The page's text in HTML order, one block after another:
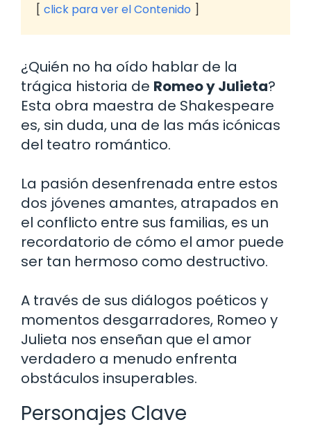
click para ver el Contenido
¿Quién no ha oído hablar de la
trágica historia de Romeo y Julieta?
Esta obra maestra de Shakespeare
es, sin duda, una de las más icónicas
del teatro romántico.
La pasión desenfrenada entre estos
dos jóvenes amantes, atrapados en
el conflicto entre sus familias, es un
recordatorio de cómo el amor puede
ser tan hermoso como destructivo.
A través de sus diálogos poéticos y
momentos desgarradores, Romeo y
Julieta nos enseñan que el amor
verdadero a menudo enfrenta
obstáculos insuperables.
Personajes Clave